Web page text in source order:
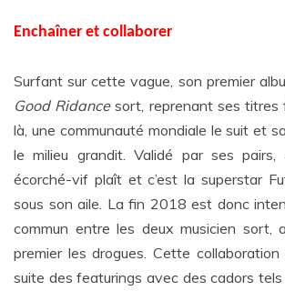
Enchaîner et collaborer
Surfant sur cette vague, son premier
Good Ridancesort, reprenant ses titres
là, une communauté mondiale le suit et
le milieu grandit. Validé par ses pairs,
écorché-vif plaît et c’est la superstar
sous son aile. La fin 2018 est donc
commun entre les deux musicien sort,
premier les drogues. Cette
suite des featurings avec des cadors tels